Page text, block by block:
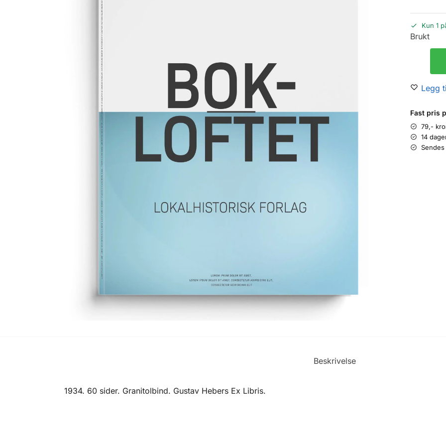
Kun 1
Brukt
Legg
Fast pris
79,-
14
Beskrivelse
1934. 60 sider. Granitolbind. Gustav Hebers Ex Libris.